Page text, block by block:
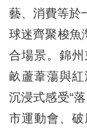
藝、消費等於
球迷齊聚梭魚
合場景。錦
畝蘆葦蕩與
沉浸式感受“
市運動會、